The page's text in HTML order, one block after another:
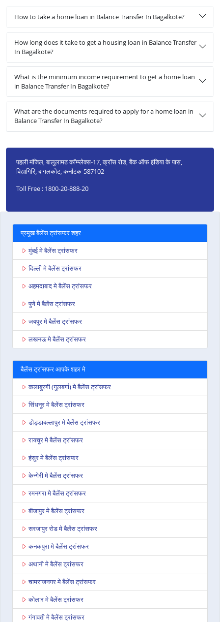
How to take a home loan in Balance Transfer In Bagalkote?
How long does it take to get a housing loan in Balance Transfer
In Bagalkote?
What is the minimum income requirement to get a home loan
in Balance Transfer In Bagalkote?
What are the documents required to apply for a home loan in
Balance Transfer In Bagalkote?
पहली मंजिल, बालुलामठ कॉम्प्लेक्स-17, क्रॉस रोड, बैंक ऑफ इंडिया के पास,
विद्यागिरि, बागलकोट, कर्नाटक-587102
Toll Free : 1800-20-888-20
प्रमुख बैलेंस ट्रांसफर शहर
मुंबई मे बैलेंस ट्रांसफर
दिल्ली मे बैलेंस ट्रांसफर
अहमदाबाद मे बैलेंस ट्रांसफर
पुणे मे बैलेंस ट्रांसफर
जयपुर मे बैलेंस ट्रांसफर
लखनऊ मे बैलेंस ट्रांसफर
बैलेंस ट्रांसफर आपके शहर मे
कलाबुरगी (गुलबर्गा) मे बैलेंस ट्रांसफर
सिंधनूर मे बैलेंस ट्रांसफर
डोड्डाबल्लापुर मे बैलेंस ट्रांसफर
रायचूर मे बैलेंस ट्रांसफर
हंसुर मे बैलेंस ट्रांसफर
केन्गेरी मे बैलेंस ट्रांसफर
रमनगरा मे बैलेंस ट्रांसफर
बीजापुर मे बैलेंस ट्रांसफर
सरजापुर रोड मे बैलेंस ट्रांसफर
कनकपुरा मे बैलेंस ट्रांसफर
अथानी मे बैलेंस ट्रांसफर
चामराजनगर मे बैलेंस ट्रांसफर
कोलार मे बैलेंस ट्रांसफर
गंगावती मे बैलेंस ट्रांसफर